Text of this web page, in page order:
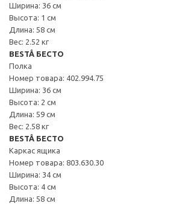
Ширина: 36 см
Высота: 1 см
Длина: 58 см
Вес: 2.52 кг
BESTÅ БЕСТО
Полка
Номер товара: 402.994.75
Ширина: 36 см
Высота: 2 см
Длина: 59 см
Вес: 2.58 кг
BESTÅ БЕСТО
Каркас ящика
Номер товара: 803.630.30
Ширина: 34 см
Высота: 4 см
Длина: 58 см